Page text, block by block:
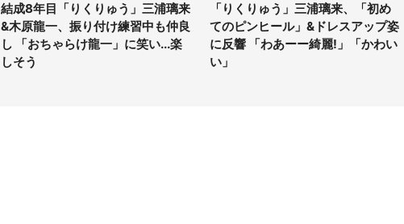
結成8年目「りくりゅう」三浦璃来
&木原龍一、振り付け練習中も仲良
し 「おちゃらけ龍一」に笑い...楽
しそう
「りくりゅう」三浦璃来、「初め
てのピンヒール」&ドレスアップ姿
に反響 「わあーー綺麗!」「かわい
い」